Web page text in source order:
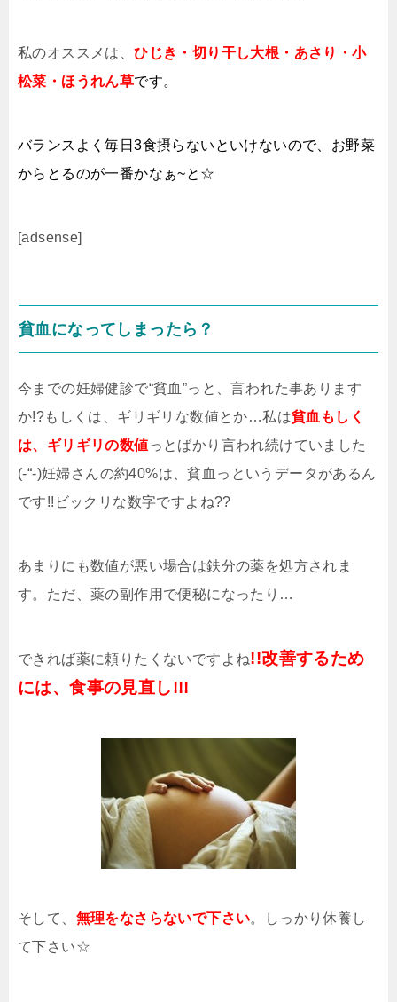
私のオススメは、ひじき・切り干し大根・あさり・小
松菜・ほうれん草です。
バランスよく毎日3食摂らないといけないので、お野菜
からとるのが一番かなぁ~と☆
[adsense]
貧血になってしまったら？
今までの妊婦健診で“貧血”っと、言われた事あります
か!?もしくは、ギリギリな数値とか…私は貧血もしく
は、ギリギリの数値っとばかり言われ続けていました
(-“-)妊婦さんの約40%は、貧血っというデータがあるん
です!!ビックリな数字ですよね??
あまりにも数値が悪い場合は鉄分の薬を処方されま
す。ただ、薬の副作用で便秘になったり…
できれば薬に頼りたくないですよね!!改善するため
には、食事の見直し!!!
そして、 無理をなさらないで下さい。しっかり休養し
て下さい☆